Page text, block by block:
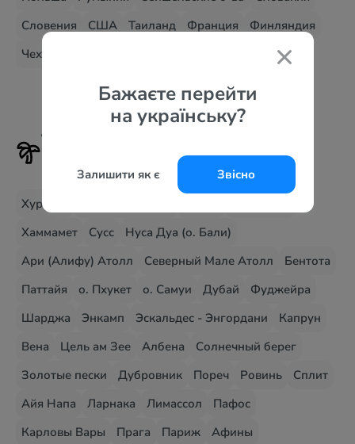
Бажаєте перейти
на українську?
Залишити як є Звісно
Словения
США Таиланд Франция
Финляндия
Чехия
Туры на самые популярные
курорты
Хургада
Хаммамет
Сусс
Нуса Дуа (о. Бали)
Ари (Алифу) Атолл
Северный Мале Атолл
Бентота
Паттайя
о. Пхукет о. Самуи Дубай
Фуджейра
Шарджа
Энкамп Эскальдес - Энгордани
Капрун
Вена
Цель ам Зее Албена
Солнечный берег
Золотые пески
Дубровник Пореч Ровинь
Сплит
Айя Напа
Ларнака Лимассол
Пафос
Карловы Вары
Прага Париж
Афины